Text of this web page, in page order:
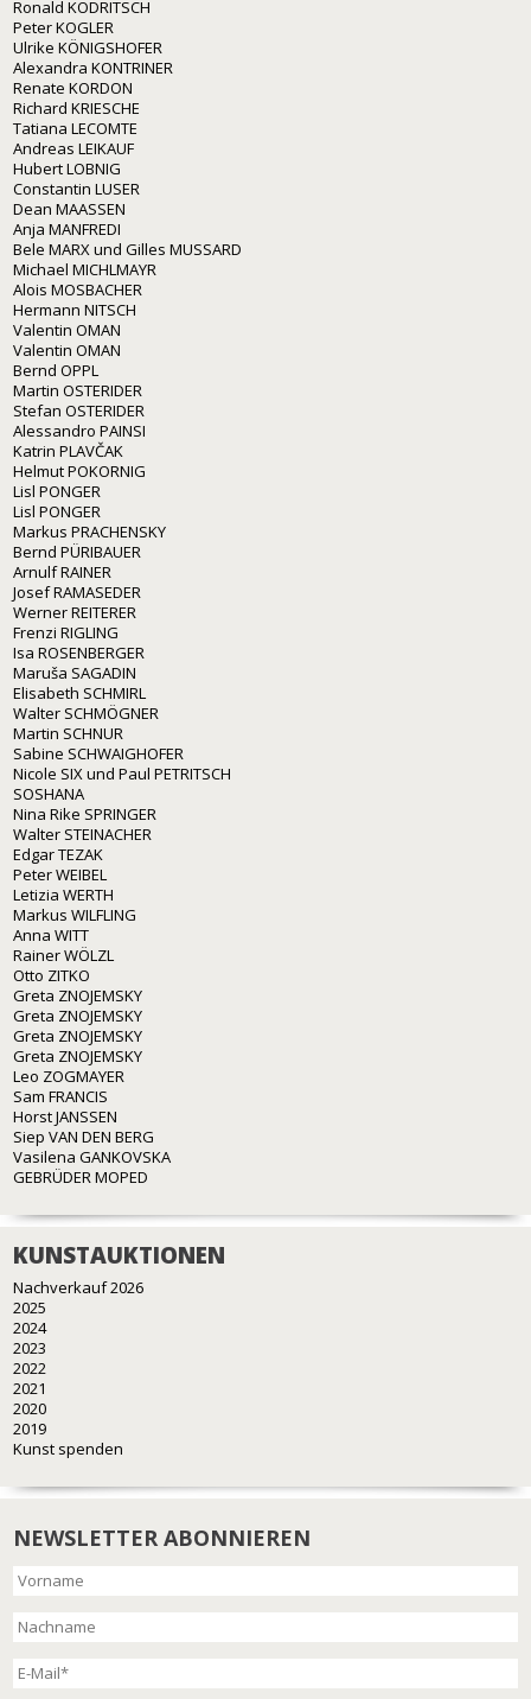
Ronald KODRITSCH
Peter KOGLER
Ulrike KÖNIGSHOFER
Alexandra KONTRINER
Renate KORDON
Richard KRIESCHE
Tatiana LECOMTE
Andreas LEIKAUF
Hubert LOBNIG
Constantin LUSER
Dean MAASSEN
Anja MANFREDI
Bele MARX und Gilles MUSSARD
Michael MICHLMAYR
Alois MOSBACHER
Hermann NITSCH
Valentin OMAN
Valentin OMAN
Bernd OPPL
Martin OSTERIDER
Stefan OSTERIDER
Alessandro PAINSI
Katrin PLAVČAK
Helmut POKORNIG
Lisl PONGER
Lisl PONGER
Markus PRACHENSKY
Bernd PÜRIBAUER
Arnulf RAINER
Josef RAMASEDER
Werner REITERER
Frenzi RIGLING
Isa ROSENBERGER
Maruša SAGADIN
Elisabeth SCHMIRL
Walter SCHMÖGNER
Martin SCHNUR
Sabine SCHWAIGHOFER
Nicole SIX und Paul PETRITSCH
SOSHANA
Nina Rike SPRINGER
Walter STEINACHER
Edgar TEZAK
Peter WEIBEL
Letizia WERTH
Markus WILFLING
Anna WITT
Rainer WÖLZL
Otto ZITKO
Greta ZNOJEMSKY
Greta ZNOJEMSKY
Greta ZNOJEMSKY
Greta ZNOJEMSKY
Leo ZOGMAYER
Sam FRANCIS
Horst JANSSEN
Siep VAN DEN BERG
Vasilena GANKOVSKA
GEBRÜDER MOPED
KUNSTAUKTIONEN
Nachverkauf 2026
2025
2024
2023
2022
2021
2020
2019
Kunst spenden
NEWSLETTER ABONNIEREN